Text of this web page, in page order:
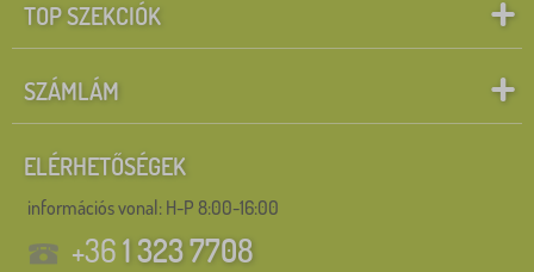
TOP SZEKCIÓK
SZÁMLÁM
ELÉRHETŐSÉGEK
információs vonal: H-P 8:00-16:00
+361 323 7708